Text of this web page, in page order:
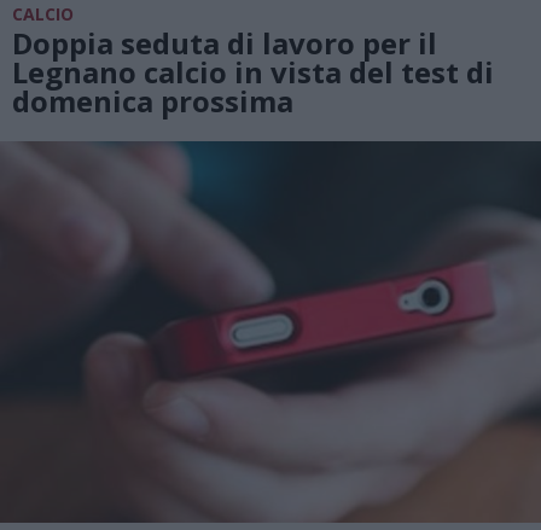
CALCIO
Doppia seduta di lavoro per il
Legnano calcio in vista del test di
domenica prossima